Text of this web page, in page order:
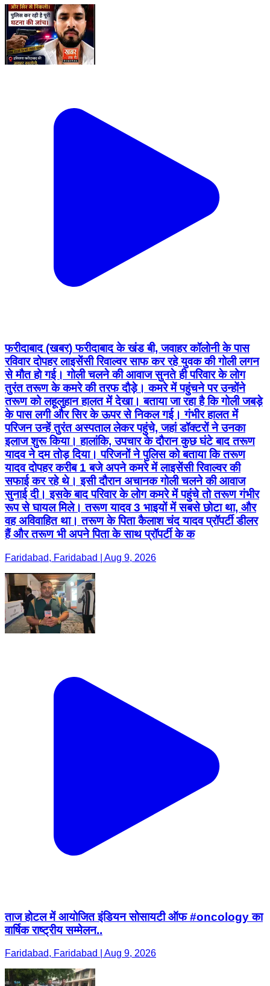
फरीदाबाद (खबर) फरीदाबाद के खंड बी, जवाहर कॉलोनी के पास
रविवार दोपहर लाइसेंसी रिवाल्वर साफ कर रहे युवक की गोली लगन
से मौत हो गई। गोली चलने की आवाज सुनते ही परिवार के लोग
तुरंत तरूण के कमरे की तरफ दौड़े। कमरे में पहुंचने पर उन्होंने
तरूण को लहूलुहान हालत में देखा। बताया जा रहा है कि गोली जबड़े
के पास लगी और सिर के ऊपर से निकल गई। गंभीर हालत में
परिजन उन्हें तुरंत अस्पताल लेकर पहुंचे, जहां डॉक्टरों ने उनका
इलाज शुरू किया। हालांकि, उपचार के दौरान कुछ घंटे बाद तरूण
यादव ने दम तोड़ दिया। परिजनों ने पुलिस को बताया कि तरूण
यादव दोपहर करीब 1 बजे अपने कमरे में लाइसेंसी रिवाल्वर की
सफाई कर रहे थे। इसी दौरान अचानक गोली चलने की आवाज
सुनाई दी। इसके बाद परिवार के लोग कमरे में पहुंचे तो तरूण गंभीर
रूप से घायल मिले। तरूण यादव 3 भाइयों में सबसे छोटा था, और
वह अविवाहित था। तरूण के पिता कैलाश चंद यादव प्रॉपर्टी डीलर
हैं और तरूण भी अपने पिता के साथ प्रॉपर्टी के क
Faridabad, Faridabad | Aug 9, 2026
ताज होटल में आयोजित इंडियन सोसायटी ऑफ #oncology का
वार्षिक राष्ट्रीय सम्मेलन..
Faridabad, Faridabad | Aug 9, 2026